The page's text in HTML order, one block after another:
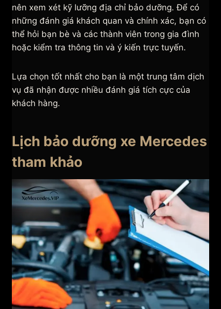
nên xem xét kỹ lưỡng địa chỉ bảo dưỡng. Để có
những đánh giá khách quan và chính xác, bạn có
thể hỏi bạn bè và các thành viên trong gia đình
hoặc kiểm tra thông tin và ý kiến trực tuyến.
Lựa chọn tốt nhất cho bạn là một trung tâm dịch
vụ đã nhận được nhiều đánh giá tích cực của
khách hàng.
Lịch bảo dưỡng xe Mercedes
tham khảo